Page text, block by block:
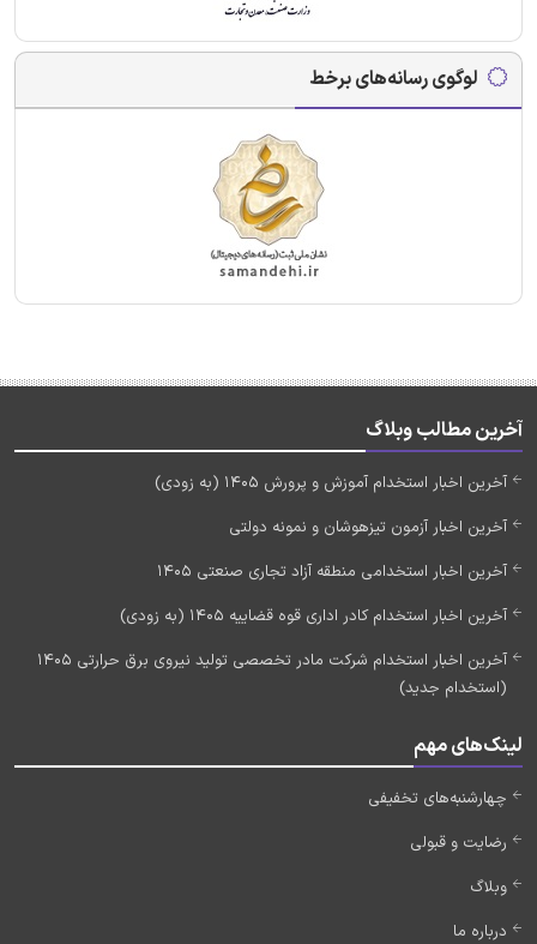
لوگوی رسانه‌های برخط
آخرین مطالب وبلاگ
آخرین اخبار استخدام آموزش و پرورش 1405 (به زودی)
آخرین اخبار آزمون تیزهوشان و نمونه دولتی
آخرین اخبار استخدامی منطقه آزاد تجاری صنعتی 1405
آخرین اخبار استخدام کادر اداری قوه قضاییه 1405 (به زودی)
آخرین اخبار استخدام شرکت مادر تخصصی تولید نیروی برق حرارتی 1405
(استخدام جدید)
لینک‌های مهم
چهارشنبه‌های تخفیفی
رضایت و قبولی
وبلاگ
درباره ما